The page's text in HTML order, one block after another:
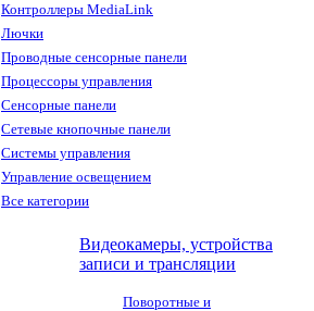
Контроллеры MediaLink
Лючки
Проводные сенсорные панели
Процессоры управления
Сенсорные панели
Сетевые кнопочные панели
Системы управления
Управление освещением
Все категории
Видеокамеры, устройства
записи и трансляции
Поворотные и